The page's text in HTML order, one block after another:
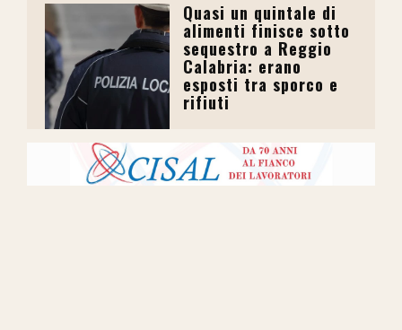
Quasi un quintale di
alimenti finisce sotto
sequestro a Reggio
Calabria: erano
esposti tra sporco e
rifiuti